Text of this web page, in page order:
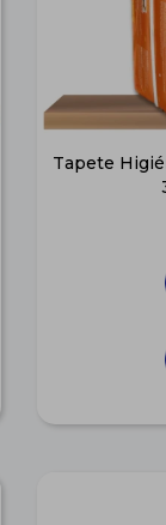
Tapete